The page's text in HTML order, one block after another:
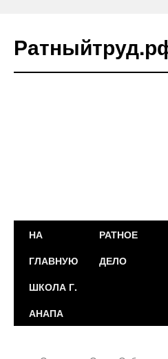
Перейти
содержимому
НА
ГЛАВНУЮ
РАТНОЕ
ДЕЛО
ШКОЛА Г.
АНАПА